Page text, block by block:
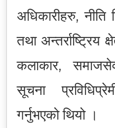
अधिकारीहरु, नीति
तथा अन्तर्राष्ट्रिय
कलाकार,
सूचना
गर्नुभएको थियो ।